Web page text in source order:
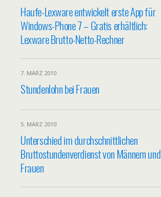
Haufe-Lexware entwickelt erste App für
Windows-Phone 7 – Gratis erhältlich:
Lexware Brutto-Netto-Rechner
7. MÄRZ 2010
Stundenlohn bei Frauen
5. MÄRZ 2010
Unterschied im durchschnittlichen
Bruttostundenverdienst von Männern und
Frauen